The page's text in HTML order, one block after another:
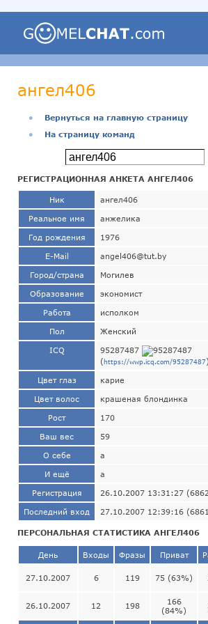
ангел406
●
Вернуться на главную страницу
●
На страницу команд
РЕГИСТРАЦИОННАЯ АНКЕТА АНГЕЛ406
Ник ангел406
Реальное имя анжелика
Год рождения 1976
E-Mail angel406@tut.by
Город/страна Могилев
Образование экономист
Работа исполком
Пол Женский
ICQ
95287487
(https://wwp.icq.com/95287487)
Цвет глаз карие
Цвет волос крашеная блондинка
Рост 170
Ваш вес 59
О себе а
И ещё а
Регистрация 26.10.2007 13:31:27
Последний вход 27.10.2007 12:39:16
ПЕРСОНАЛЬНАЯ СТАТИСТИКА АНГЕЛ406
День Входы Фразы Приват
27.10.2007 6 119 75 (63%)
26.10.2007 12 198
166
(84%)